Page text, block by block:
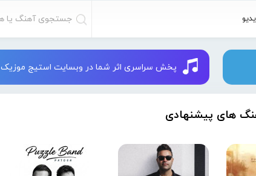
پخش سراسری اثر شما در وبسایت استیج موزیک 09379752202
های پیشنهادی